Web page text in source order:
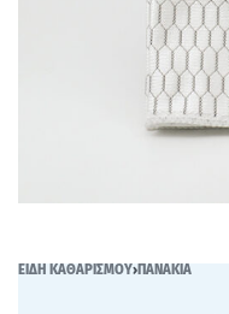
ΕΙΔΗ ΚΑΘΑΡΙΣΜΟΥ›ΠΑΝΑΚΙΑ